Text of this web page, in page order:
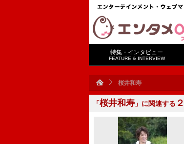
特集・インタビュー
FEATURE & INTERVIEW
桜井和寿
「桜井和寿 」に関連する ２